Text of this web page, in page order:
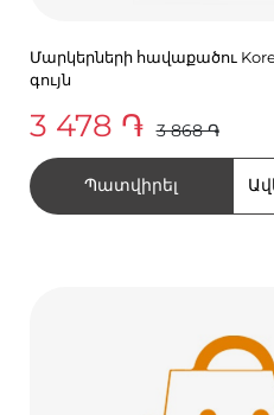
Մարկերների հավաքածու
գույն
3 478 ֏ 3 868 ֏
Պատվիրել